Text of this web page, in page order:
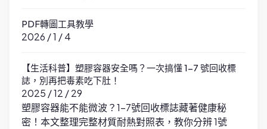
PDF轉圖工具教學
2026 / 1 / 4
【生活科普】塑膠容器安全嗎？一次搞懂 1-7 號回收標
誌，別再把毒素吃下肚！
2025 / 12 / 29
塑膠容器能不能微波？1-7號回收標誌藏著健康秘
密！本文整理完整材質耐熱對照表，教你分辨 1號